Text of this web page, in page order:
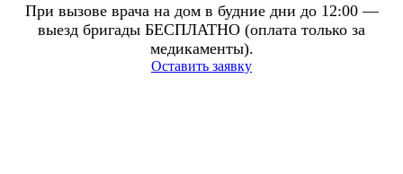
При вызове врача на дом в будние дни до 12:00 —
выезд бригады БЕСПЛАТНО (оплата только за
медикаменты).
Оставить заявку